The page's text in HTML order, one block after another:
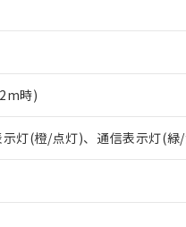
時)
灯(橙/点灯)、通信表示灯(緑
10物質）の非含有に対応し
令（10物質）の非含有に非
ど無形物で、有害物質有無と
含有部品としていたものが